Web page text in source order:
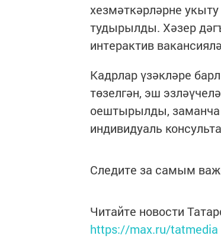
хезмәткәрләрне
тудырылды. Хәзер
интерактив
Кадрлар үзәкләре
төзелгән, эш
оештырылды, заманча
индивидуаль
Следите за самым
Читайте новости
https://max.ru/tatmedia